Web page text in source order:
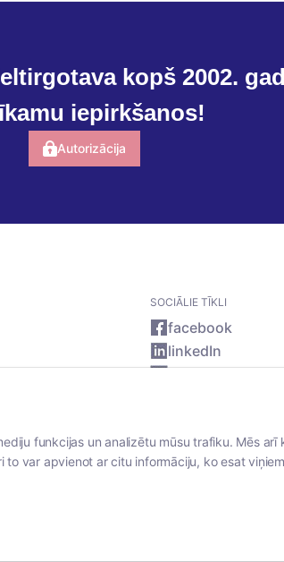
kopš 2002.
iepirkšanos!
Autorizācija
SOCIĀLIE TĪKLI
facebook
linkedIn
funkcijas un analizētu mūsu trafiku. Mēs
var apvienot ar citu informāciju, ko esat